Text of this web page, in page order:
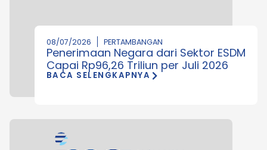
08/07/2026 PERTAMBANGAN
Penerimaan Negara dari Sektor ESDM
Capai Rp96,26 Triliun per Juli 2026
BACA SELENGKAPNYA